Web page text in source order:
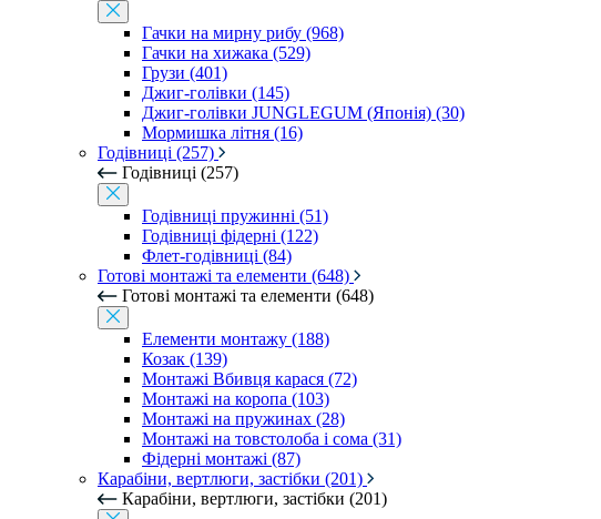
Гачки на мирну рибу (968)
Гачки на хижака (529)
Грузи (401)
Джиг-голівки (145)
Джиг-голівки JUNGLEGUM (Японія) (30)
Мормишка літня (16)
Годівниці (257)
Годівниці (257)
Годівниці пружинні (51)
Годівниці фідерні (122)
Флет-годівниці (84)
Готові монтажі та елементи (648)
Готові монтажі та елементи (648)
Елементи монтажу (188)
Козак (139)
Монтажі Вбивця карася (72)
Монтажі на коропа (103)
Монтажі на пружинах (28)
Монтажі на товстолоба і сома (31)
Фідерні монтажі (87)
Карабіни, вертлюги, застібки (201)
Карабіни, вертлюги, застібки (201)